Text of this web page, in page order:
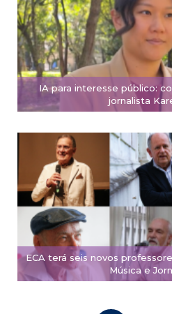
IA para interesse público:
jornalista
ECA terá seis novos
Música e